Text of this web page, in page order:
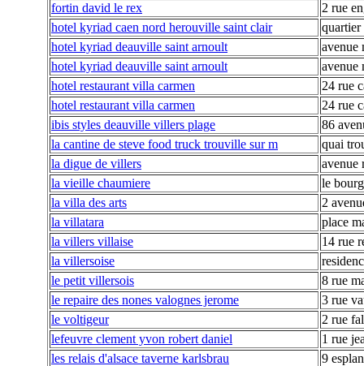
fortin david le rex
2 rue
hotel kyriad caen nord herouville saint clair
quartier
hotel kyriad deauville saint arnoult
avenue
hotel kyriad deauville saint arnoult
avenue
hotel restaurant villa carmen
24 rue
hotel restaurant villa carmen
24 rue
ibis styles deauville villers plage
86
la cantine de steve food truck trouville sur m
quai
la digue de villers
avenue
la vieille chaumiere
le bourg
la villa des arts
2
la villatara
place
la villers villaise
14 rue
la villersoise
le petit villersois
8 rue
le repaire des nones valognes jerome
3 rue
le voltigeur
2 rue
lefeuvre clement yvon robert daniel
1 rue
les relais d'alsace taverne karlsbrau
9